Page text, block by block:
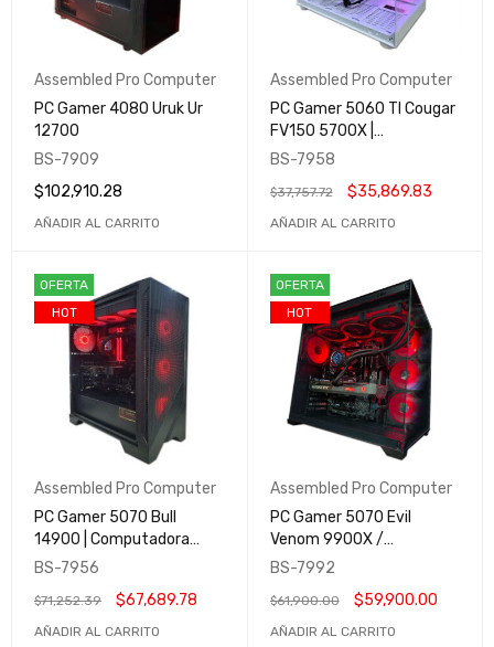
Assembled Pro Computer
PC Gamer 4080 Uruk Ur
12700
BS-7909
$102,910.28
AÑADIR AL CARRITO
Assembled Pro Computer
PC Gamer 5060 TI Cougar
FV150 5700X |
Computadora Gamer y
Pro Computer
BS-7958
$37,757.72 $35,869.83
AÑADIR AL CARRITO
OFERTA
HOT
Assembled Pro Computer
PC Gamer 5070 Bull
14900 | Computadora
Gamer y Profesional |
BS-7956
$71,252.39 $67,689.78
AÑADIR AL CARRITO
OFERTA
HOT
Assembled Pro Computer
PC Gamer 5070 Evil
Venom 9900X /
Computadora Gamer y
Pro Computer
BS-7992
$61,900.00 $59,900.00
AÑADIR AL CARRITO